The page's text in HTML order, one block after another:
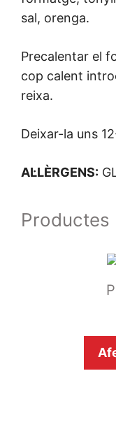
sal, orenga.
Precalentar el
cop calent
reixa.
Deixar-la uns
AL·LÈRGENS:
Productes